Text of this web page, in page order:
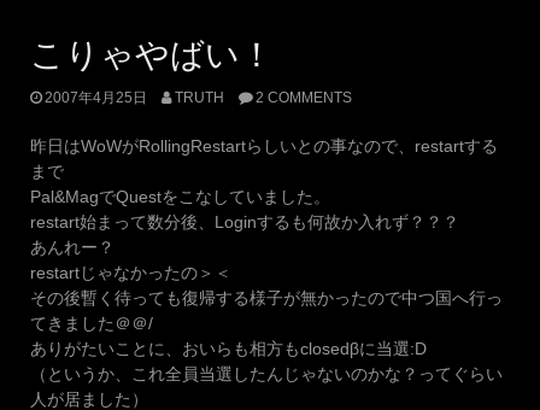
こりゃやばい！
2007年4月25日 TRUTH 2 COMMENTS
昨日はWoWがRollingRestartらしいとの事なので、restartする
まで
Pal&MagでQuestをこなしていました。
restart始まって数分後、Loginするも何故か入れず？？？
あんれー？
restartじゃなかったの＞＜
その後暫く待っても復帰する様子が無かったので中つ国へ行っ
てきました＠＠/
ありがたいことに、おいらも相方もclosedβに当選:D
（というか、これ全員当選したんじゃないのかな？ってぐらい
人が居ました）